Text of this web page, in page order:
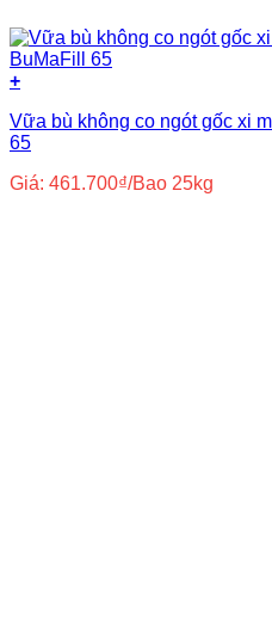
+
Vữa bù không co ngót gốc xi
65
Giá: 461.700₫/Bao 25kg